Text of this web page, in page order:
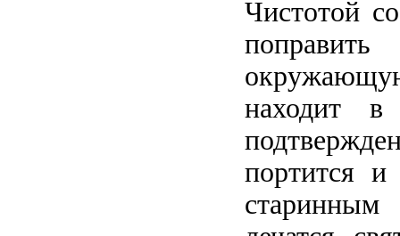
Чистотой
поправить
находит в
портится